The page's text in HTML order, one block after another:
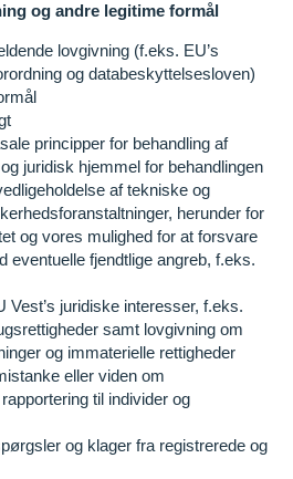
og andre legitime formål
lovgivning (f.eks. EU’s
og databeskyttelsesloven)
principper for behandling af
juridisk hjemmel for behandlingen
af tekniske og
herunder for
og vores mulighed for at forsvare
eventuelle fjendtlige angreb, f.eks.
Vest’s juridiske interesser, f.eks.
samt lovgivning om
og immaterielle rettigheder
eller viden om
til individer og
og klager fra registrerede og